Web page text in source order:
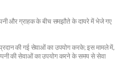
और ग्राहक के बीच समझौते के दायरे में भेजे गए
प्रदान की गई सेवाओं का उपयोग करके; इस मामले में,
की सेवाओं का उपयोग करने के समय से सेवा